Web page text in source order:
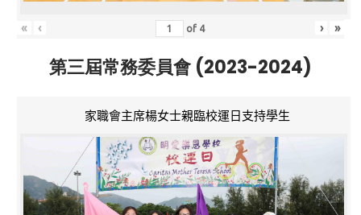
« ‹ of 4 › »
第三屆常務委員會 (2023-2024)
家職會主席楊女士親臨校運日支持學生